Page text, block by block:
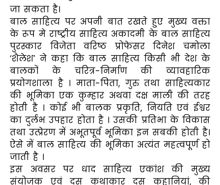
जा सकता है।
बाल साहित्य पर अपनी बात रखते हुए मुख्य वक्ता
के रूप मे राष्ट्रीय साहित्य अकादमी के बाल साहित्य
पुरस्कार विजेता वरिष्ठ प्रोफेसर दिनेश चमोला
‘शैलेश’ ने कहा कि बाल साहित्य किसी भी देश के
बालकों के चरित्र-निर्माण की व्यावहारिक
प्रयोगशाला है । माता-पिता, गुरु तथा साहित्यकार
की भूमिका एक कुम्हार अथवा दक्ष माली की तरह
होती है । कोई भी बालक प्रकृति, नियति एवं ईश्वर
का दुर्लभ उपहार होता है । उसकी प्रतिभा के विकास
तथा उत्प्रेरण में अभूतपूर्व भूमिका इन सबकी होती है।
ऐसे में बाल साहित्य की भूमिका अत्यंत महत्वपूर्ण हो
जाती है ।
इस अवसर पर धाद साहित्य एकांश की मुख्य
संयोजक एवं दस कथाकार दस कहानियां, की